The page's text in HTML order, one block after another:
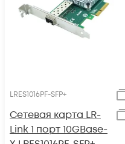
LRES1016PF-SFP+
Сетевая карта LR-
Link 1 порт 10GBase-